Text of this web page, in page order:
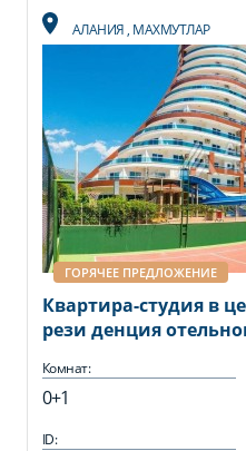
АЛАНИЯ, МАХМУТЛАР
ГОРЯЧЕЕ ПРЕДЛОЖЕНИЕ
Квартира-студия в
рези денция
Комнат:
0+1
ID: